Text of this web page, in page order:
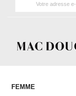
FEMME